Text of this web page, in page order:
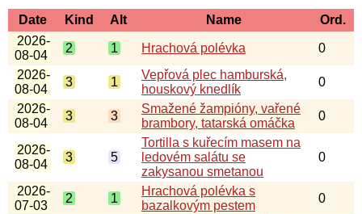
Date Kind Alt Name
Ord.
2026-
08-04
2 1 Hrachová polévka
0
2026-
08-04
3 1
Vepřová plec hamburská,
houskový knedlík
0
2026-
08-04
3 3
Smažené žampióny, vařené
brambory, tatarská omáčka
0
2026-
08-04
3 5
Tortilla s kuřecím masem na
ledovém salátu se
zakysanou smetanou
0
2026-
07-03
2 1
Hrachová polévka s
bazalkovým pestem
0